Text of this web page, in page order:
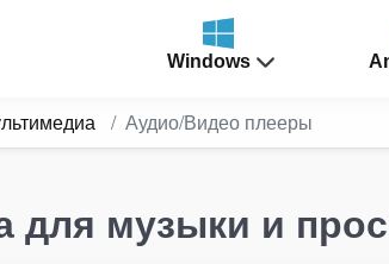
Windows
Аудио/Видео плееры
для музыки и